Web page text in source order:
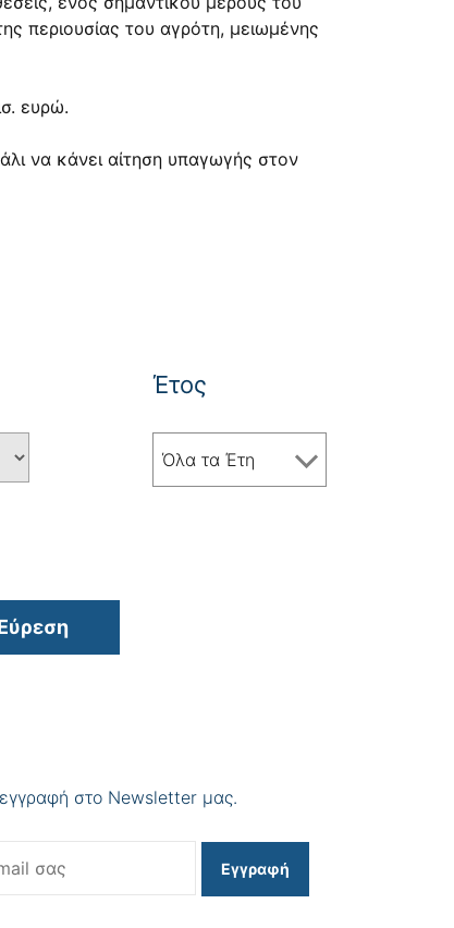
περιουσίας του αγρότη, μειωμένης
ευρώ.
να κάνει αίτηση υπαγωγής στον
Έτος
Όλα τα Έτη
στο Newsletter μας.
Εγγραφή